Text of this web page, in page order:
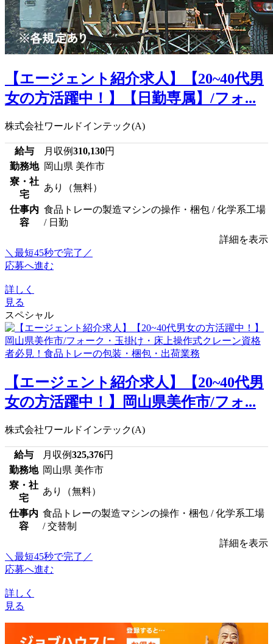
【エージェント紹介求人】【20~40代男
女の方活躍中！】【日勤専属】/フォ...
株式会社ワールドインテック(A)
給与 月収例310,130円
勤務地
岡山県 美作市
寮・社
宅
あり（無料）
仕事内
容
食品トレーの製造マシンの操作・梱包 / 化学系工場
/ 日勤
詳細を表示
＼最短45秒で完了／
応募へ進む
詳しく
見る
スペシャル
【エージェント紹介求人】【20~40代男
女の方活躍中！】岡山県美作市/フォ...
株式会社ワールドインテック(A)
給与 月収例325,376円
勤務地 岡山県 美作市
寮・社
宅
あり（無料）
仕事内
容
食品トレーの製造マシンの操作・梱包 / 化学系工場
/ 交替制
詳細を表示
＼最短45秒で完了／
応募へ進む
詳しく
見る